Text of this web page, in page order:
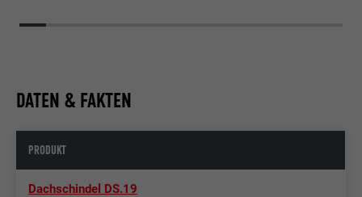
DATEN & FAKTEN
PRODUKT
Dachschindel DS.19